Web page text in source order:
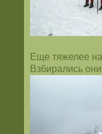
Еще тяжелее
Взбирались